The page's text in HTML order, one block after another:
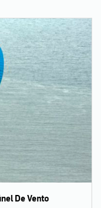
De Vento